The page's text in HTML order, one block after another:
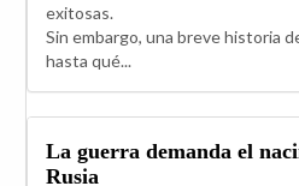
exitosas.
Sin embargo, una breve historia
hasta qué...
La guerra demanda el
Rusia